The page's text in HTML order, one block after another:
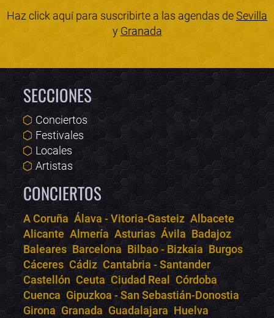
Haz click aquí para suscribirte a las agendas deSevilla
y Granada
SECCIONES
Conciertos
Festivales
Locales
Artistas
CONCIERTOS
A Coruña Álava - Vitoria-Gasteiz Albacete
Alicante Almería Asturias Ávila Badajoz
Baleares Barcelona Bilbao - Bizkaia Burgos
Cáceres Cádiz Cantabria - Santander
Castellón Ceuta Ciudad Real
Córdoba
Cuenca Gipuzkoa - San Sebastián-Donostia
Girona Granada Guadalajara Huelva
Bololoco · conciertos.club
Online · Te ayudo a encontrar conciertos